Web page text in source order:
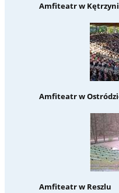
Amfiteatr w
Amfiteatr w
Amfiteatr w Reszlu